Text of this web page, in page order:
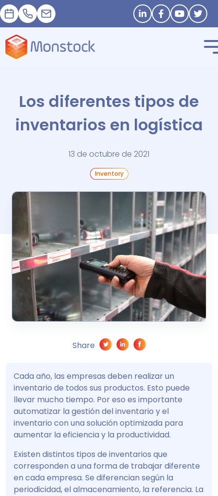
Cita +33 1 83 62 25 41
contact@monstock.net Stay in touch
Los diferentes tipos de
inventarios en logística
13 de octubre de 2021
Inventory
Share
Cada año, las empresas deben realizar un
inventario de todos sus productos. Esto puede
llevar mucho tiempo. Por eso es importante
automatizar la gestión del inventario y el
inventario con una solución optimizada para
aumentar la eficiencia y la productividad.
Existen distintos tipos de inventarios que
corresponden a una forma de trabajar diferente
en cada empresa. Se diferencian según la
periodicidad, el almacenamiento, la referencia. La